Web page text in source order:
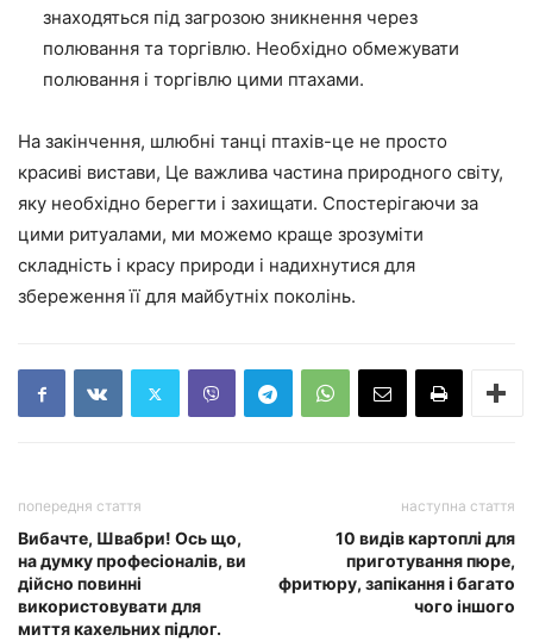
знаходяться під загрозою зникнення через
полювання та торгівлю. Необхідно обмежувати
полювання і торгівлю цими птахами.
На закінчення, шлюбні танці птахів-це не просто
красиві вистави, Це важлива частина природного світу,
яку необхідно берегти і захищати. Спостерігаючи за
цими ритуалами, ми можемо краще зрозуміти
складність і красу природи і надихнутися для
збереження її для майбутніх поколінь.
попередня стаття
Вибачте, Швабри! Ось що,
на думку професіоналів, ви
дійсно повинні
використовувати для
миття кахельних підлог.
наступна стаття
10 видів картоплі для
приготування пюре,
фритюру, запікання і багато
чого іншого